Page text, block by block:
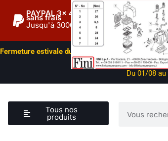
PAYPAL 3x 4x
sans frais
Jusqu'à 3000€
ONEY 3x 4x
Jusqu'à
3000€
Fermeture estivale du dépôt
du 01/08 au 23/08 :
Du 01/08
Tous nos
produits